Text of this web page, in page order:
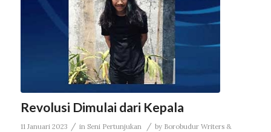
Revolusi Dimulai dari Kepala
11 Januari 2023 / in Seni Pertunjukan / by Borobudur Writers &